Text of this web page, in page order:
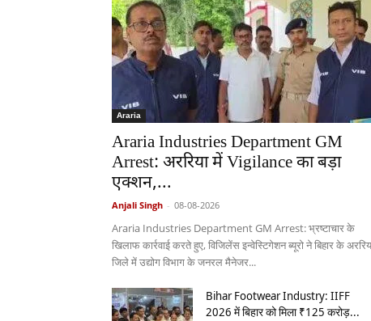
Araria
Araria Industries Department GM
Arrest: अररिया में Vigilance का बड़ा
एक्शन,...
Anjali Singh - 08-08-2026
Araria Industries Department GM Arrest: भ्रष्टाचार के
खिलाफ कार्रवाई करते हुए, विजिलेंस इन्वेस्टिगेशन ब्यूरो ने बिहार के
जिले में उद्योग विभाग के जनरल मैनेजर...
Bihar Footwear Industry: IIFF
2026 में बिहार को मिला ₹125 करोड़...